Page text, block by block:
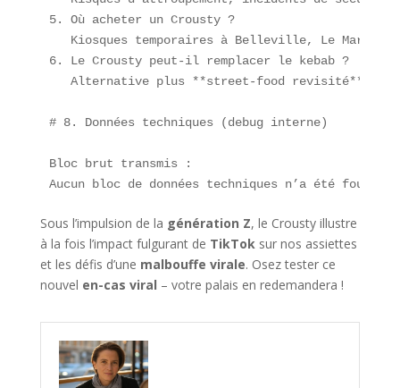
5. Où acheter un Crousty ?
Kiosques temporaires à Belleville, Le
6. Le Crousty peut-il remplacer le kebab ?
Alternative plus **street-food revisité**,
# 8. Données techniques (debug interne)
Bloc brut transmis :
Aucun bloc de données techniques n’a été fourni
Sous l’impulsion de la génération Z, le Crousty illustre
à la fois l’impact fulgurant de TikTok sur nos assiettes
et les défis d’une malbouffe virale. Osez tester ce
nouvel en-cas viral – votre palais en redemandera !